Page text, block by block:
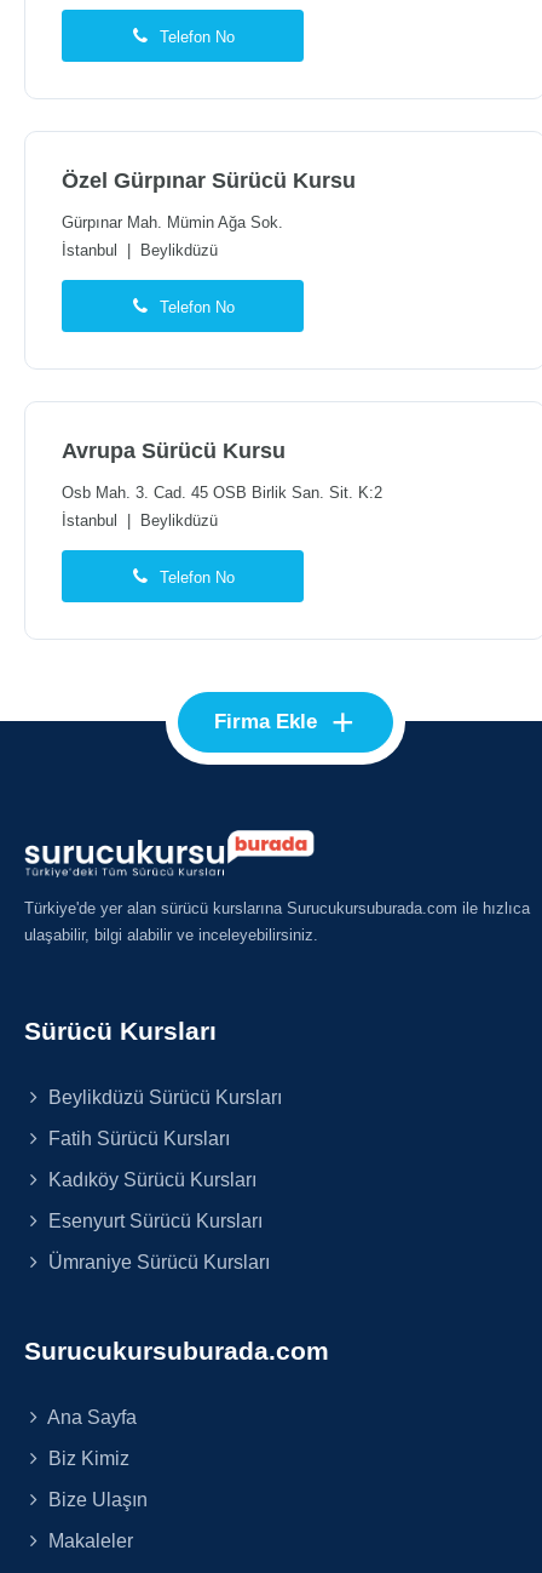
Telefon No
Özel Gürpınar Sürücü Kursu
Gürpınar Mah. Mümin Ağa Sok.
İstanbul
Beylikdüzü
Telefon No
Avrupa Sürücü Kursu
Osb Mah. 3. Cad. 45 OSB Birlik San. Sit. K:2
İstanbul
Beylikdüzü
Telefon No
Firma Ekle +
Türkiye'de yer alan sürücü kurslarına Surucukursuburada.com ile hızlıca
ulaşabilir, bilgi alabilir ve inceleyebilirsiniz.
Sürücü Kursları
Beylikdüzü Sürücü Kursları
Fatih Sürücü Kursları
Kadıköy Sürücü Kursları
Esenyurt Sürücü Kursları
Ümraniye Sürücü Kursları
Surucukursuburada.com
Ana Sayfa
Biz Kimiz
Bize Ulaşın
Makaleler